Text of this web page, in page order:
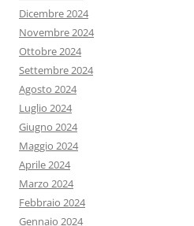
Dicembre 2024
Novembre 2024
Ottobre 2024
Settembre 2024
Agosto 2024
Luglio 2024
Giugno 2024
Maggio 2024
Aprile 2024
Marzo 2024
Febbraio 2024
Gennaio 2024